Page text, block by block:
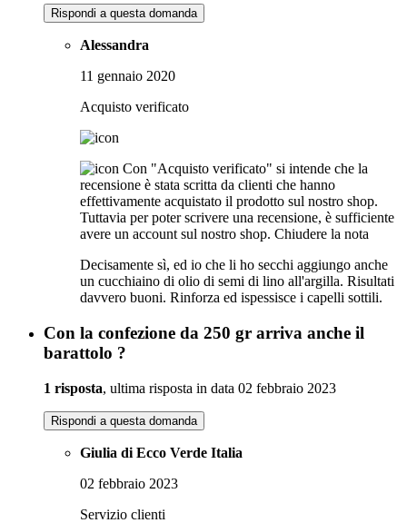
Rispondi a questa domanda
Alessandra
11 gennaio 2020
Acquisto verificato
Con "Acquisto verificato" si intende che la
recensione è stata scritta da clienti che hanno
effettivamente acquistato il prodotto sul nostro shop.
Tuttavia per poter scrivere una recensione, è sufficiente
avere un account sul nostro shop. Chiudere la nota
Decisamente sì, ed io che li ho secchi aggiungo anche
un cucchiaino di olio di semi di lino all'argilla. Risultati
davvero buoni. Rinforza ed ispessisce i capelli sottili.
Con la confezione da 250 gr arriva anche il
barattolo ?
1 risposta, ultima risposta in data 02 febbraio 2023
Rispondi a questa domanda
Giulia di Ecco Verde Italia
02 febbraio 2023
Servizio clienti